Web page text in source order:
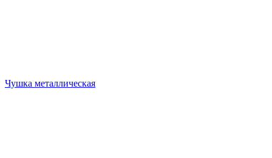
Чушка металлическая